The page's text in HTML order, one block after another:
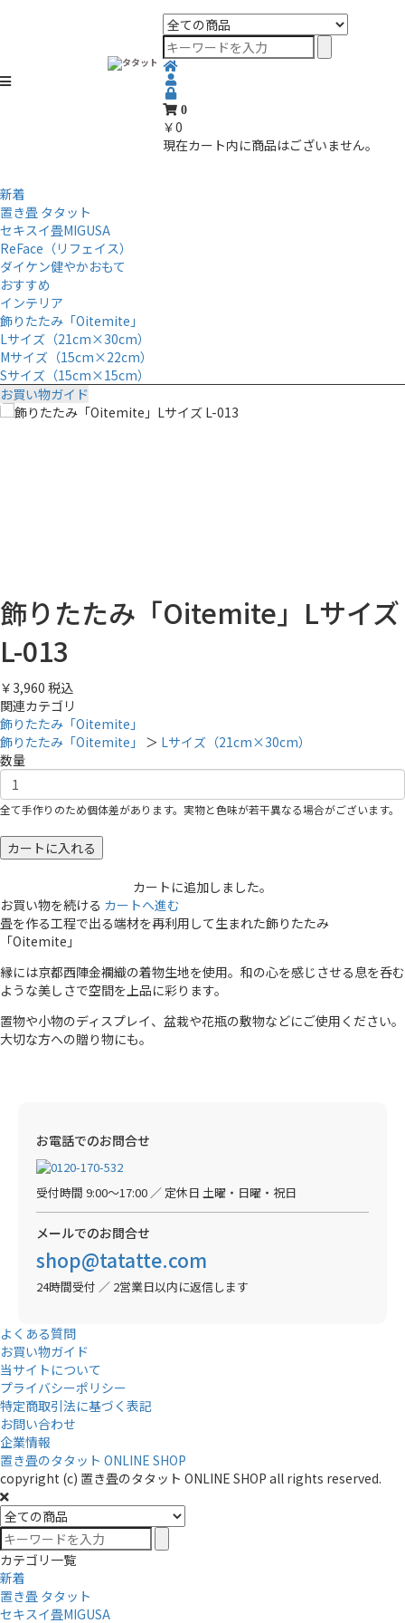
0
￥0
現在カート内に商品はございません。
新着
置き畳 タタット
セキスイ畳MIGUSA
ReFace（リフェイス）
ダイケン健やかおもて
おすすめ
インテリア
飾りたたみ「Oitemite」
Lサイズ（21cm×30cm）
Mサイズ（15cm×22cm）
Sサイズ（15cm×15cm）
お買い物ガイド
飾りたたみ「Oitemite」Lサイズ
L-013
￥3,960 税込
関連カテゴリ
飾りたたみ「Oitemite」
飾りたたみ「Oitemite」
＞ Lサイズ（21cm×30cm）
数量
全て手作りのため個体差があります。実物と色味が若干異なる場合がございます。
カートに入れる
カートに追加しました。
お買い物を続ける カートへ進む
畳を作る工程で出る端材を再利用して生まれた飾りたたみ
「Oitemite」
縁には京都西陣金襴織の着物生地を使用。和の心を感じさせる息を呑む
ような美しさで空間を上品に彩ります。
置物や小物のディスプレイ、盆栽や花瓶の敷物などにご使用ください。
大切な方への贈り物にも。
お電話でのお問合せ
受付時間 9:00〜17:00 ／ 定休日 土曜・日曜・祝日
メールでのお問合せ
shop@tatatte.com
24時間受付 ／ 2営業日以内に返信します
よくある質問
お買い物ガイド
当サイトについて
プライバシーポリシー
特定商取引法に基づく表記
お問い合わせ
企業情報
置き畳のタタット ONLINE SHOP
copyright (c) 置き畳のタタット ONLINE SHOP all rights reserved.
カテゴリ一覧
新着
置き畳 タタット
セキスイ畳MIGUSA